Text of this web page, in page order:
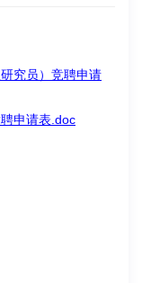
究员）竞聘申请
申请表.doc